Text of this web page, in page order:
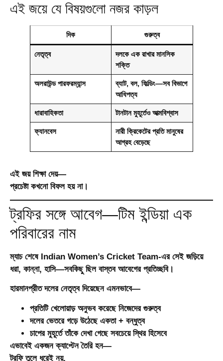
এই জয়ে যে বিষয়গুলো নজর কাড়ল
দিক গুরুত্ব
নেতৃত্ব
দলকে এক রাখার মানসিক
শক্তি
অলরাউন্ড পারফরম্যান্স
ব্যাট, বল, ফিল্ডিং—সব বিভাগে
আধিপত্য
ধারাবাহিকতা টানটান মুহূর্তেও আত্মবিশ্বাস
ফ্যানবেস
নারী ক্রিকেটের প্রতি মানুষের
আগ্রহ বেড়েছে
এই জয় শিক্ষা দেয়—
প্রচেষ্টা কখনো বিফল হয় না।
ট্রফির সঙ্গে আবেগ—টিম ইন্ডিয়া এক
পরিবারের নাম
ম্যাচ শেষে Indian Women’s Cricket Team-এর সেই জড়িয়ে
ধরা, কান্না, হাসি—সবকিছু ছিল বাস্তব আবেগের প্রতিচ্ছবি।
হারমানপ্রীত দলের নেতৃত্ব দিয়েছেন এমনভাবে—
প্রতিটি খেলোয়াড় অনুভব করেছে নিজেদের গুরুত্ব
দলের ভেতরে গড়ে উঠেছে একতা + বন্ধুত্ব
চাপের মুহূর্তে তাঁকে দেখা গেছে সবচেয়ে স্থির হিসেবে
এভাবেই একজনক্যাপ্টেনতৈরি হন—
ট্রফি তুলে ধরেই নয়,